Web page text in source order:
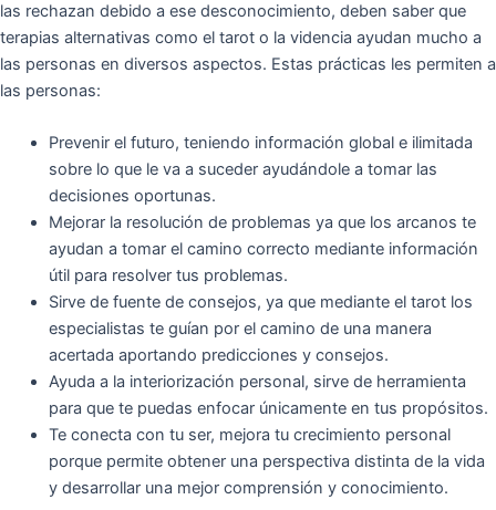
las rechazan debido a ese desconocimiento, deben saber que
terapias alternativas como el tarot o la videncia ayudan mucho a
las personas en diversos aspectos. Estas prácticas les permiten a
las personas:
Prevenir el futuro, teniendo información global e ilimitada
sobre lo que le va a suceder ayudándole a tomar las
decisiones oportunas.
Mejorar la resolución de problemas ya que los arcanos te
ayudan a tomar el camino correcto mediante información
útil para resolver tus problemas.
Sirve de fuente de consejos, ya que mediante el tarot los
especialistas te guían por el camino de una manera
acertada aportando predicciones y consejos.
Ayuda a la interiorización personal, sirve de herramienta
para que te puedas enfocar únicamente en tus propósitos.
Te conecta con tu ser, mejora tu crecimiento personal
porque permite obtener una perspectiva distinta de la vida
y desarrollar una mejor comprensión y conocimiento.